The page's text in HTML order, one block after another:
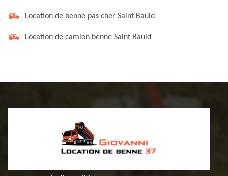
Location de benne pas cher Saint Bauld
Location de camion benne Saint Bauld